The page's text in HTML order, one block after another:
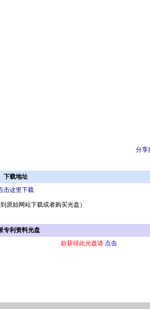
分享
下载地址
击这里下载
原始网站下载或者购买光盘）
专利资料光盘
欲获得此光盘请 点击